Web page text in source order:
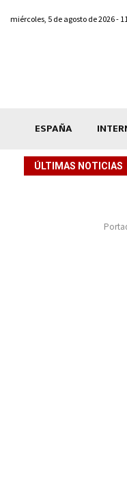
miércoles, 5 de agosto de 2026 -
ESPAÑA
ÚLTIMAS NOTICIAS